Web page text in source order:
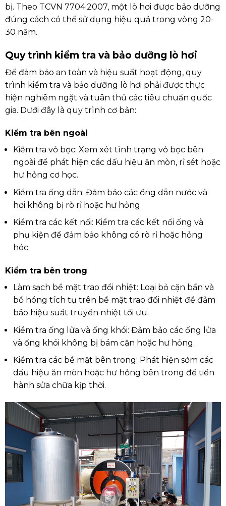
bị. Theo TCVN 7704:2007, một lò hơi được bảo dưỡng
đúng cách có thể sử dụng hiệu quả trong vòng 20-
30 năm.
Quy trình kiểm tra và bảo dưỡng lò hơi
Để đảm bảo an toàn và hiệu suất hoạt động, quy
trình kiểm tra và bảo dưỡng lò hơi phải được thực
hiện nghiêm ngặt và tuân thủ các tiêu chuẩn quốc
gia. Dưới đây là quy trình cơ bản:
Kiểm tra bên ngoài
Kiểm tra vỏ bọc: Xem xét tình trạng vỏ bọc bên
ngoài để phát hiện các dấu hiệu ăn mòn, rỉ sét hoặc
hư hỏng cơ học.
Kiểm tra ống dẫn: Đảm bảo các ống dẫn nước và
hơi không bị rò rỉ hoặc hư hỏng.
Kiểm tra các kết nối: Kiểm tra các kết nối ống và
phụ kiện để đảm bảo không có rò rỉ hoặc hỏng
hóc.
Kiểm tra bên trong
Làm sạch bề mặt trao đổi nhiệt: Loại bỏ cặn bẩn và
bồ hóng tích tụ trên bề mặt trao đổi nhiệt để đảm
bảo hiệu suất truyền nhiệt tối ưu.
Kiểm tra ống lửa và ống khói: Đảm bảo các ống lửa
và ống khói không bị bám cặn hoặc hư hỏng.
Kiểm tra các bề mặt bên trong: Phát hiện sớm các
dấu hiệu ăn mòn hoặc hư hỏng bên trong để tiến
hành sửa chữa kịp thời.